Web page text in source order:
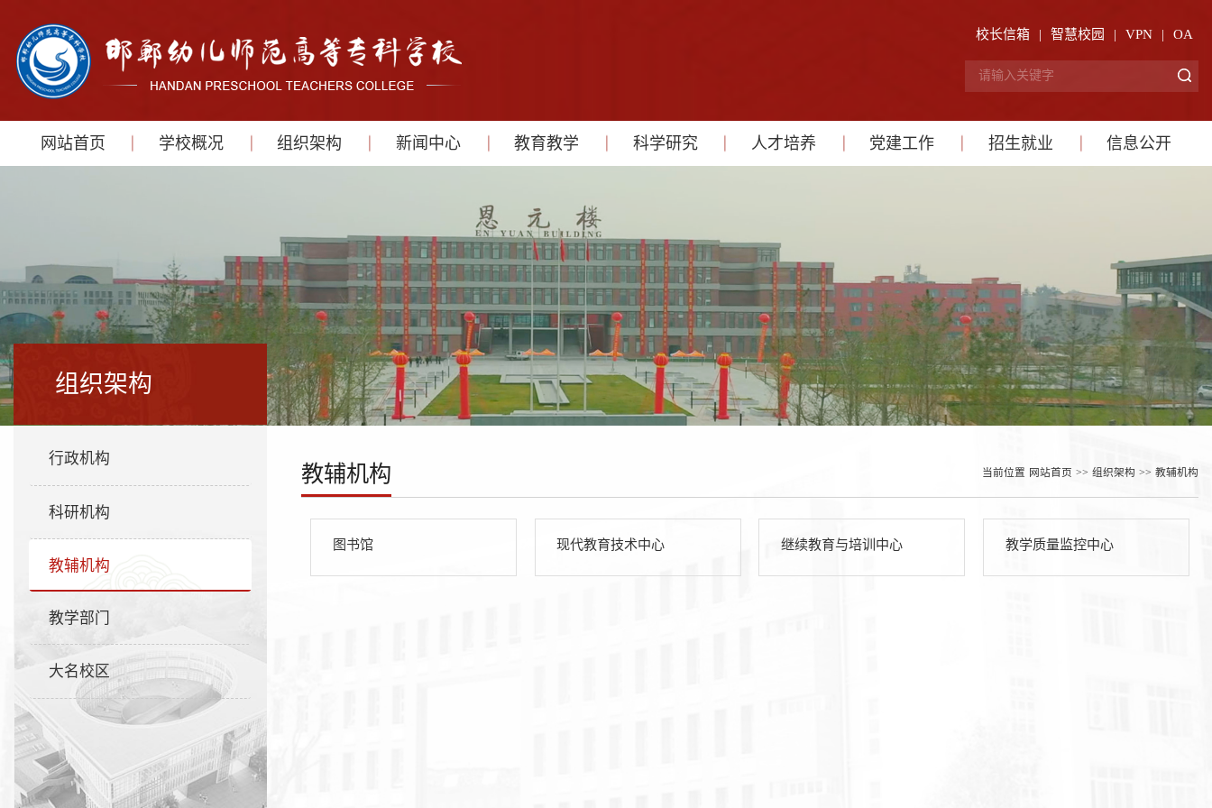
校长信箱 | 智慧校园 | VPN | OA
网站首页 学校概况 组织架构 新闻中心 教育教学 科学研究 人才培养 党建工作 招生就业 信息公开
组织架构
行政机构
科研机构
教辅机构
教学部门
大名校区
教辅机构 当前位置 网站首页 >> 组织架构 >> 教辅机构
图书馆 现代教育技术中心 继续教育与培训中心 教学质量监控中心